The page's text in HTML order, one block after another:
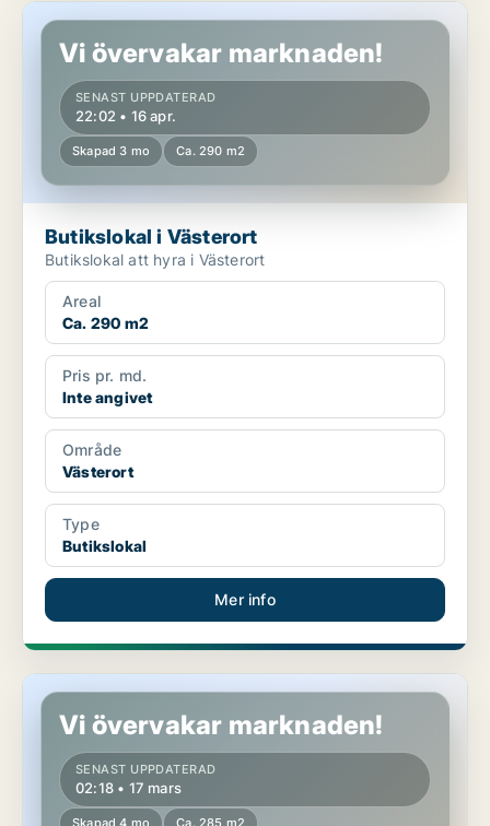
Butikslokal i Västerort
Vi övervakar marknaden!
SENAST UPPDATERAD
22:02 • 16 apr.
Skapad 3 mo Ca. 290 m2
Butikslokal i Västerort
Butikslokal att hyra i Västerort
Areal
Ca. 290 m2
Pris pr. md.
Inte angivet
Område
Västerort
Type
Butikslokal
Mer info
Butikslokal i Västerort
Vi övervakar marknaden!
SENAST UPPDATERAD
02:18 • 17 mars
Skapad 4 mo Ca. 285 m2